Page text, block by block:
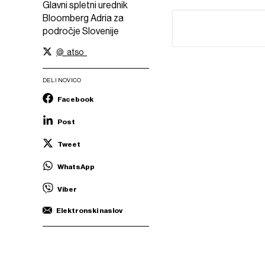
Glavni spletni urednik
Bloomberg Adria za
področje Slovenije
@_atso_
DELI NOVICO
Facebook
Post
Tweet
WhatsApp
Viber
Elektronski naslov